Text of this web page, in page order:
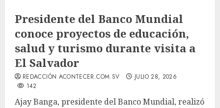
Presidente del Banco Mundial
conoce proyectos de educación,
salud y turismo durante visita a
El Salvador
REDACCIÓN ACONTECER.COM.SV
JULIO 28, 2026
142
Ajay Banga, presidente del Banco Mundial, realizó